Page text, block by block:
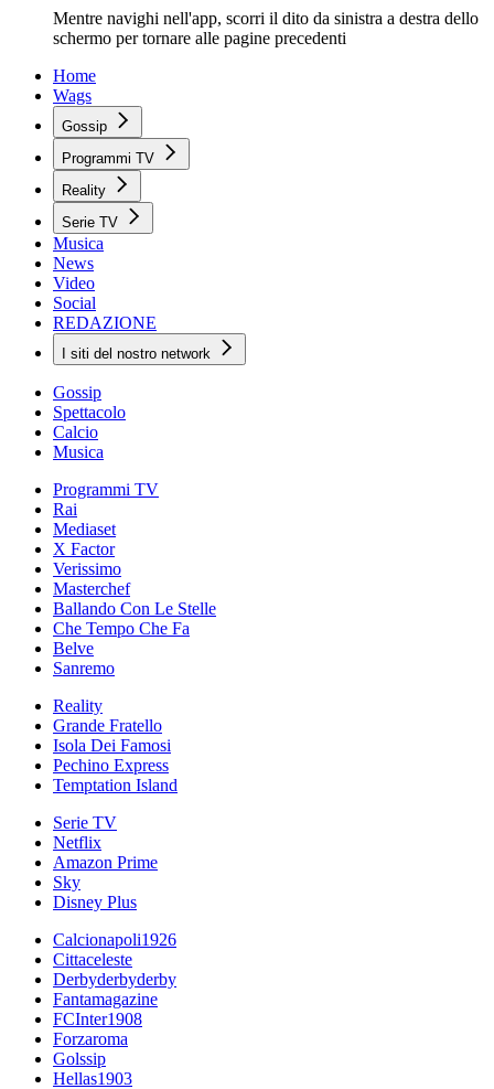
Mentre navighi nell'app, scorri il dito da sinistra a destra dello
schermo per tornare alle pagine precedenti
Home
Wags
Gossip
Programmi TV
Reality
Serie TV
Musica
News
Video
Social
REDAZIONE
I siti del nostro network
Gossip
Spettacolo
Calcio
Musica
Programmi TV
Rai
Mediaset
X Factor
Verissimo
Masterchef
Ballando Con Le Stelle
Che Tempo Che Fa
Belve
Sanremo
Reality
Grande Fratello
Isola Dei Famosi
Pechino Express
Temptation Island
Serie TV
Netflix
Amazon Prime
Sky
Disney Plus
Calcionapoli1926
Cittaceleste
Derbyderbyderby
Fantamagazine
FCInter1908
Forzaroma
Golssip
Hellas1903